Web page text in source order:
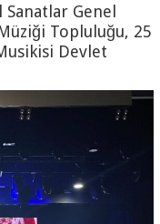
Sanatlar Genel
Topluluğu, 25
Devlet